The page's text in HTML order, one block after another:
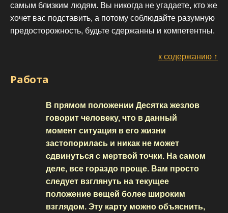
самым близким людям. Вы никогда не угадаете, кто же
хочет вас подставить, а потому соблюдайте разумную
предосторожность, будьте сдержанны и компетентны.
к содержанию ↑
Работа
В прямом положении Десятка жезлов
говорит человеку, что в данный
момент ситуация в его жизни
застопорилась и никак не может
сдвинуться с мертвой точки. На самом
деле, все гораздо проще. Вам просто
следует взглянуть на текущее
положение вещей более широким
взглядом. Эту карту можно объяснить,